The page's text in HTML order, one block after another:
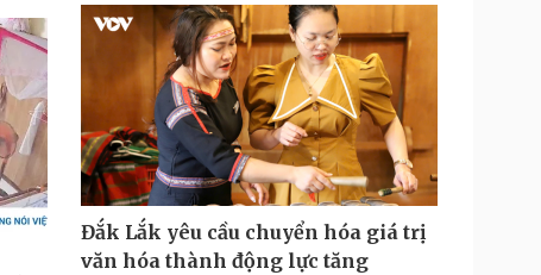
Đắk Lắk yêu cầu chuyển hóa giá trị
văn hóa thành động lực tăng